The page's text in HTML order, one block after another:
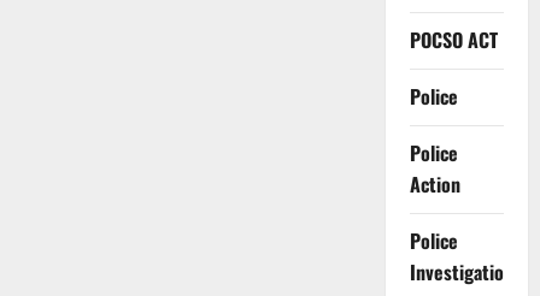
POCSO ACT
Police
Police
Action
Police
Investigation